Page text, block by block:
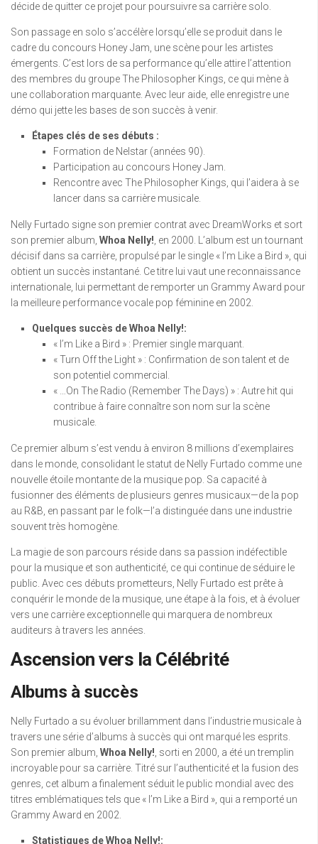
décide de quitter ce projet pour poursuivre sa carrière solo.
Son passage en solo s’accélère lorsqu’elle se produit dans le
cadre du concours Honey Jam, une scène pour les artistes
émergents. C’est lors de sa performance qu’elle attire l’attention
des membres du groupe The Philosopher Kings, ce qui mène à
une collaboration marquante. Avec leur aide, elle enregistre une
démo qui jette les bases de son succès à venir.
Étapes clés de ses débuts :
Formation de Nelstar (années 90).
Participation au concours Honey Jam.
Rencontre avec The Philosopher Kings, qui l’aidera à se
lancer dans sa carrière musicale.
Nelly Furtado signe son premier contrat avec DreamWorks et sort
son premier album, Whoa Nelly! , en 2000. L’album est un tournant
décisif dans sa carrière, propulsé par le single « I’m Like a Bird », qui
obtient un succès instantané. Ce titre lui vaut une reconnaissance
internationale, lui permettant de remporter un Grammy Award pour
la meilleure performance vocale pop féminine en 2002.
Quelques succès de Whoa Nelly!:
« I’m Like a Bird » : Premier single marquant.
« Turn Off the Light » : Confirmation de son talent et de
son potentiel commercial.
« …On The Radio (Remember The Days) » : Autre hit qui
contribue à faire connaître son nom sur la scène
musicale.
Ce premier album s’est vendu à environ 8 millions d’exemplaires
dans le monde, consolidant le statut de Nelly Furtado comme une
nouvelle étoile montante de la musique pop. Sa capacité à
fusionner des éléments de plusieurs genres musicaux—de la pop
au R&B, en passant par le folk—l’a distinguée dans une industrie
souvent très homogène.
La magie de son parcours réside dans sa passion indéfectible
pour la musique et son authenticité, ce qui continue de séduire le
public. Avec ces débuts prometteurs, Nelly Furtado est prête à
conquérir le monde de la musique, une étape à la fois, et à évoluer
vers une carrière exceptionnelle qui marquera de nombreux
auditeurs à travers les années.
Ascension vers la Célébrité
Albums à succès
Nelly Furtado a su évoluer brillamment dans l’industrie musicale à
travers une série d’albums à succès qui ont marqué les esprits.
Son premier album, Whoa Nelly! , sorti en 2000, a été un tremplin
incroyable pour sa carrière. Titré sur l’authenticité et la fusion des
genres, cet album a finalement séduit le public mondial avec des
titres emblématiques tels que « I’m Like a Bird », qui a remporté un
Grammy Award en 2002.
Statistiques de Whoa Nelly!: